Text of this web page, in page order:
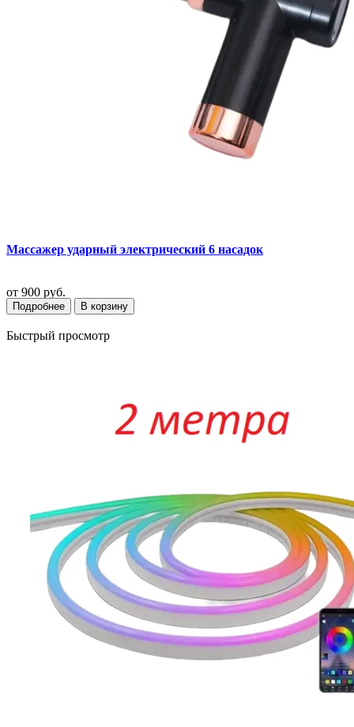
Массажер ударный электрический 6 насадок
от 900 руб.
Подробнее В корзину
Быстрый просмотр